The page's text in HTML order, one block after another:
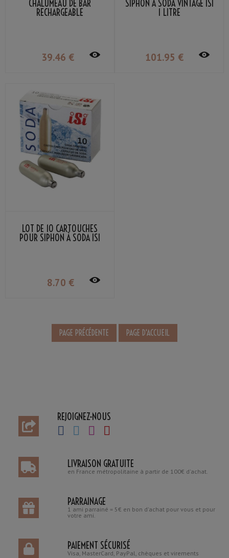
CHALUMEAU DE BAR
RECHARGEABLE
39.46 €
SIPHON À SODA VINTAGE ISI
1 LITRE
101.95 €
LOT DE 10 CARTOUCHES
POUR SIPHON À SODA ISI
8.70 €
REJOIGNEZ-NOUS
LIVRAISON GRATUITE
en France métropolitaine à partir de 100€ d'achat.
PARRAINAGE
1 ami parrainé = 5€ en bon d'achat pour vous et pour
votre ami.
PAIEMENT SÉCURISÉ
Visa, MasterCard, PayPal, chèques et virements